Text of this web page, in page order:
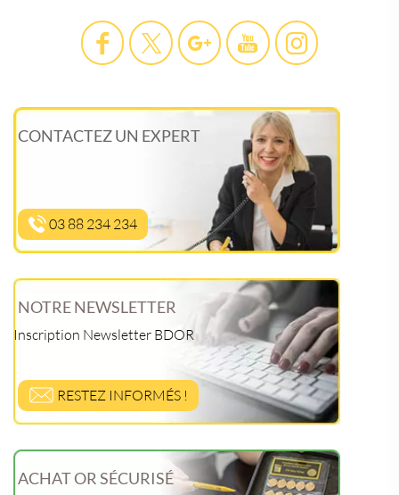
CONTACTEZ UN EXPERT
03 88 234 234
NOTRE NEWSLETTER
Inscription Newsletter BDOR
RESTEZ INFORMÉS !
ACHAT OR SÉCURISÉ